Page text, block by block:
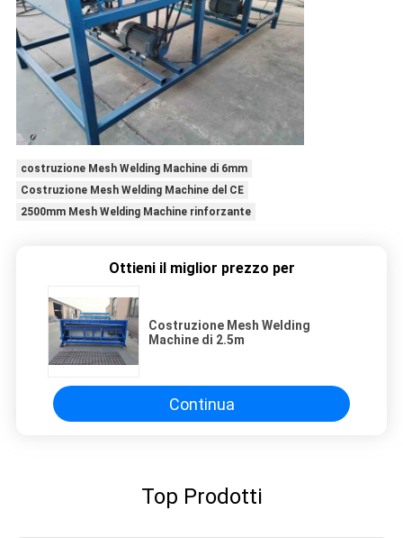
costruzione Mesh Welding Machine di 6mm
Costruzione Mesh Welding Machine del CE
2500mm Mesh Welding Machine rinforzante
Ottieni il miglior prezzo per
Costruzione Mesh Welding
Machine di 2.5m
Continua
Top Prodotti